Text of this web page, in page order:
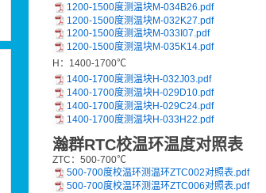
1200-1500度测温块M-034B26.pdf
1200-1500度测温块M-032K27.pdf
1200-1500度测温块M-033I07.pdf
1200-1500度测温块M-035K14.pdf
H：1400-1700℃
1400-1700度测温块H-032J03.pdf
1400-1700度测温块H-029D10.pdf
1400-1700度测温块H-029C24.pdf
1400-1700度测温块H-033H22.pdf
瀚群RTC校温环温度对照表
ZTC：500-700℃
500-700度校温环测温环ZTC002对照表.pdf
500-700度校温环测温环ZTC006对照表.pdf